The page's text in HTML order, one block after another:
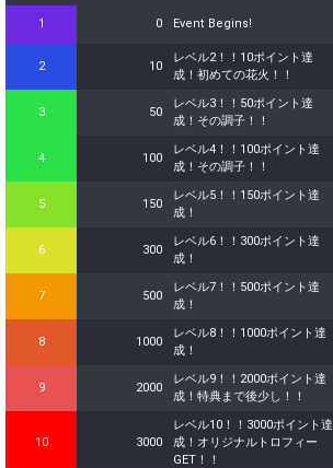
1 0 Event Begins!
2 10
レベル2！！10ポイント達
成！初めての花火！！
3 50
レベル3！！50ポイント達
成！その調子！！
4 100
レベル4！！100ポイント達
成！その調子！！
5 150
レベル5！！150ポイント達
成！
6 300
レベル6！！300ポイント達
成！
7 500
レベル7！！500ポイント達
成！
8 1000
レベル8！！1000ポイント達
成！
9 2000
レベル9！！2000ポイント達
成！特典まで後少し！！
10 3000
レベル10！！3000ポイント達
成！オリジナルトロフィー
GET！！